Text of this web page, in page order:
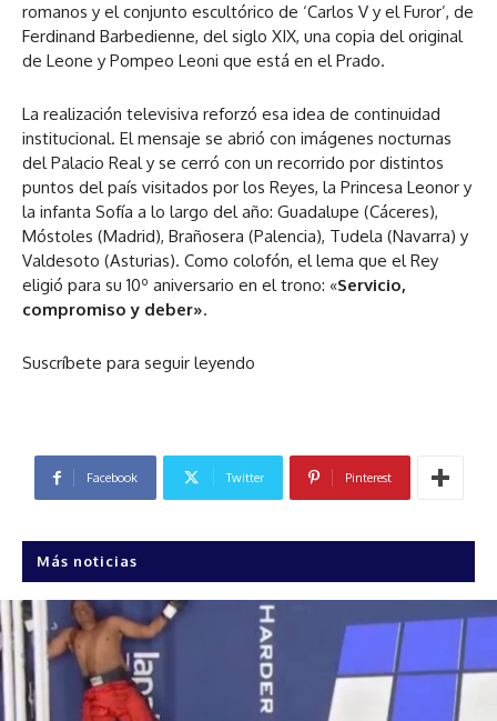
romanos y el conjunto escultórico de ‘Carlos V y el Furor’, de
Ferdinand Barbedienne, del siglo XIX, una copia del original
de Leone y Pompeo Leoni que está en el Prado.
La realización televisiva reforzó esa idea de continuidad
institucional. El mensaje se abrió con imágenes nocturnas
del Palacio Real y se cerró con un recorrido por distintos
puntos del país visitados por los Reyes, la Princesa Leonor y
la infanta Sofía a lo largo del año: Guadalupe (Cáceres),
Móstoles (Madrid), Brañosera (Palencia), Tudela (Navarra) y
Valdesoto (Asturias). Como colofón, el lema que el Rey
eligió para su 10º aniversario en el trono: «Servicio,
compromiso y deber».
Suscríbete para seguir leyendo
Facebook Twitter Pinterest
Más noticias